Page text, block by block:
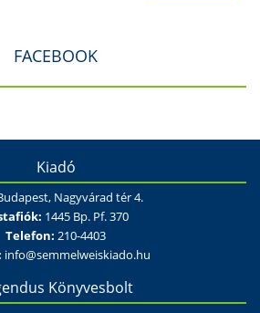
FACEBOOK
Kiadó
Nagyvárad tér 4.
1445 Bp. Pf. 370
Telefon: 210-4403
info@semmelweiskiado.hu
Könyvesbolt